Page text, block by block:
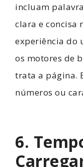
incluam
clara e concisa
experiência do
os motores de
trata a página.
números ou
6.